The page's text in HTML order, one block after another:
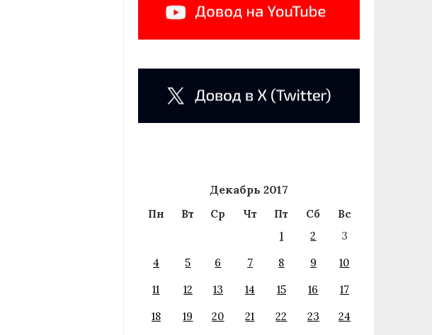
Декабрь 2017
Пн Вт Ср Чт Пт Сб
Вс
1
2
3
4
5 6 7 8 9
10
11
12 13 14 15 16
17
18
19 20 21 22 23
24